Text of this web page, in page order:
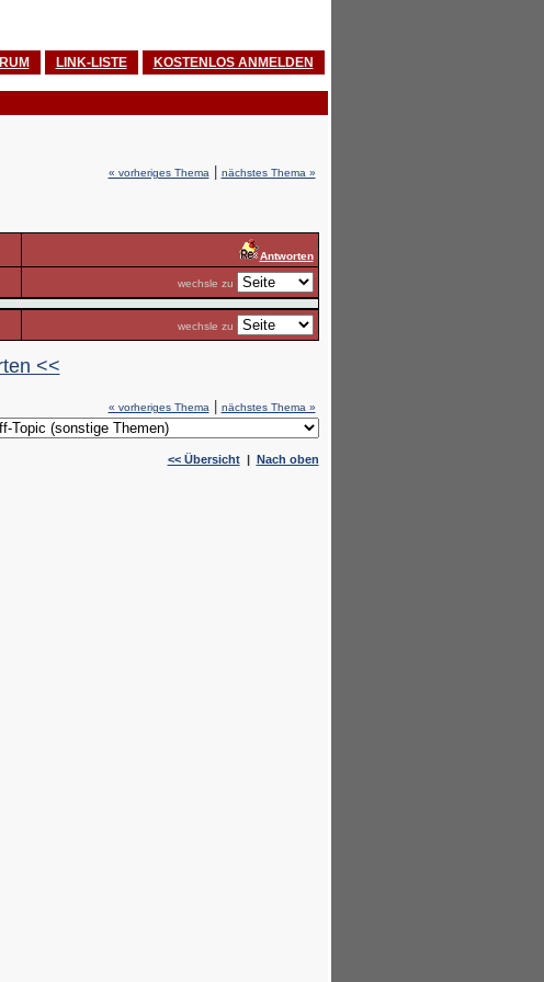
LINK-LISTE KOSTENLOS ANMELDEN
« vorheriges Thema| nächstes Thema »
Antworten
wechsle zu
wechsle zu
<<
« vorheriges Thema nächstes Thema »
<< Übersicht| Nach oben